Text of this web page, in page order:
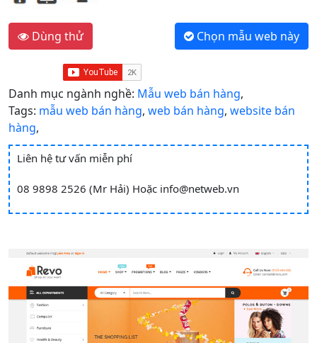
Dùng thử Chọn mẫu web này
Danh mục ngành nghề: Mẫu web bán hàng,
Tags: mẫu web bán hàng, web bán hàng, website bán
hàng,
Liên hệ tư vấn miễn phí
08 9898 2526 (Mr Hải) Hoặc info@netweb.vn